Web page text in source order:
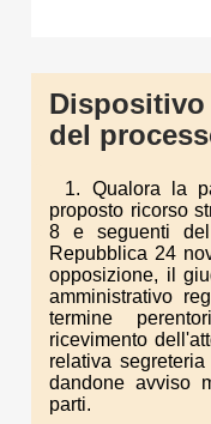
Dispositivo
del
1. Qualora la
proposto ricorso
8 e seguenti
Repubblica 24
opposizione, il
amministrativo
termine
ricevimento
relativa
dandone avviso
parti.